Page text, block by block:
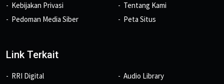
Kebijakan Privasi
Pedoman Media Siber
Tentang Kami
Peta Situs
Link Terkait
RRI Digital
Audio Library